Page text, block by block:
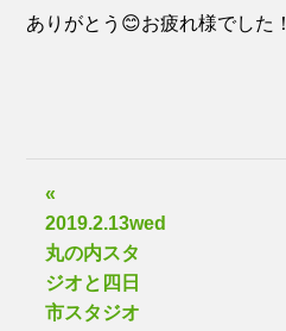
ありがとう😊お疲れ様でした！
«
2019.2.13wed
丸の内スタ
ジオと四日
市スタジオ